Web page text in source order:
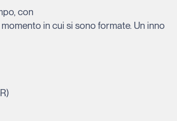
con
in cui si sono formate. Un inno